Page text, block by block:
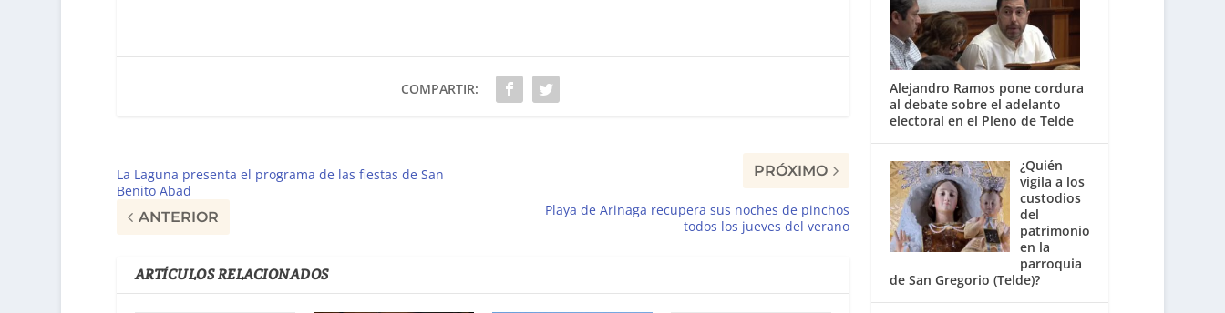
COMPARTIR:
La Laguna presenta el programa de las fiestas de San
Benito Abad
ANTERIOR
PRÓXIMO
Playa de Arinaga recupera sus noches de pinchos
todos los jueves del verano
ARTÍCULOS RELACIONADOS
Alejandro Ramos pone cordura
al debate sobre el adelanto
electoral en el Pleno de Telde
¿Quién
vigila a los
custodios
del
patrimonio
en la
parroquia
de San Gregorio (Telde)?